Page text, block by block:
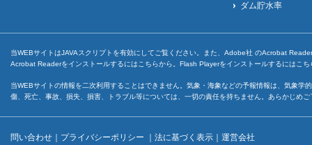
ダム貯水率
当WEBサイトはJAVAスクリプトを有効にしてご覧ください。また、Adobe社 のAcrobat
Acrobat Readerをインストールするには こちらから。Flash Playerをインストールするには こち
当WEBサイトの情報を二次利用することはできません。気象・海象などの予報情報は、気象
傷、死亡、事故、損失、損害、トラブル等については、一切の責任を持ちません。あらかじめ
問い合わせ ｜ プライバシーポリシー ｜ 法に基づく表示 ｜ 運営会社